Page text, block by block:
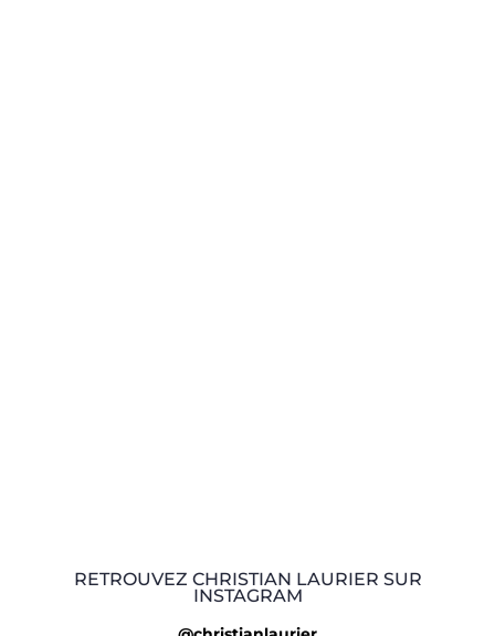
RETROUVEZ CHRISTIAN LAURIER SUR
INSTAGRAM